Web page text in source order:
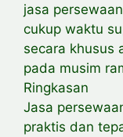
jasa
cukup waktu
secara khusus
pada musim
Ringkasan
Jasa
praktis dan